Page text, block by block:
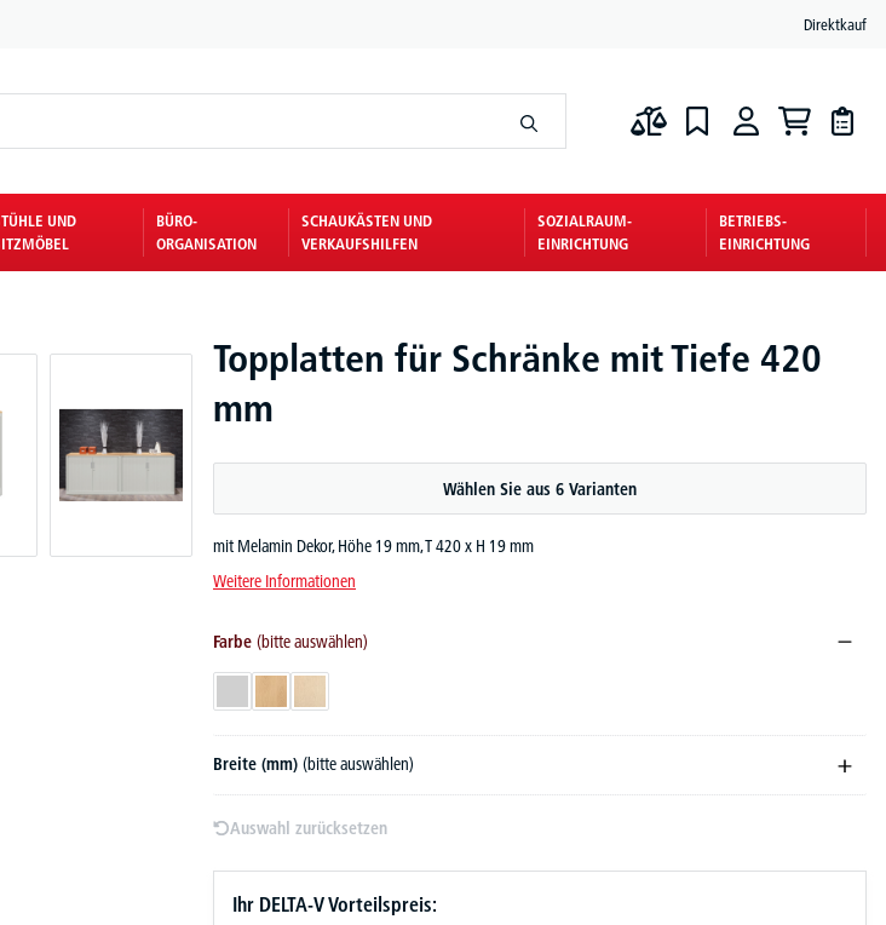
Direktkauf
UND
BÜRO-
ORGANISATION
SCHAUKÄSTEN UND
VERKAUFSHILFEN
SOZIALRAUM-
EINRICHTUNG
BETRIEBS-
EINRICHTUNG
Topplatten für Schränke mit Tiefe 420
mm
Wählen Sie aus 6 Varianten
mit Melamin Dekor, Höhe 19 mm, T 420 x H 19 mm
Weitere Informationen
Farbe (bitte auswählen)
Breite (mm) (bitte auswählen)
Auswahl zurücksetzen
Ihr DELTA-V Vorteilspreis: